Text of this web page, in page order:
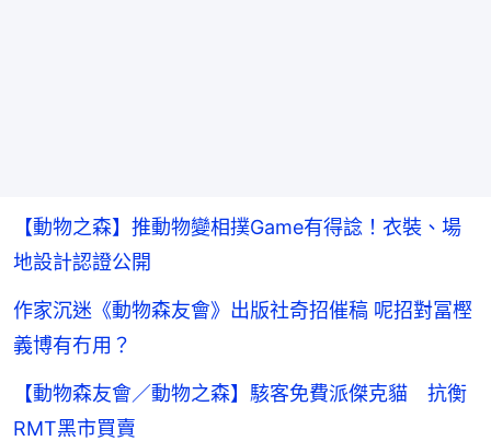
【動物之森】推動物變相撲Game有得諗！衣裝、場
地設計認證公開
作家沉迷《動物森友會》出版社奇招催稿 呢招對冨樫
義博有冇用？
【動物森友會／動物之森】駭客免費派傑克貓 抗衡
RMT黑市買賣